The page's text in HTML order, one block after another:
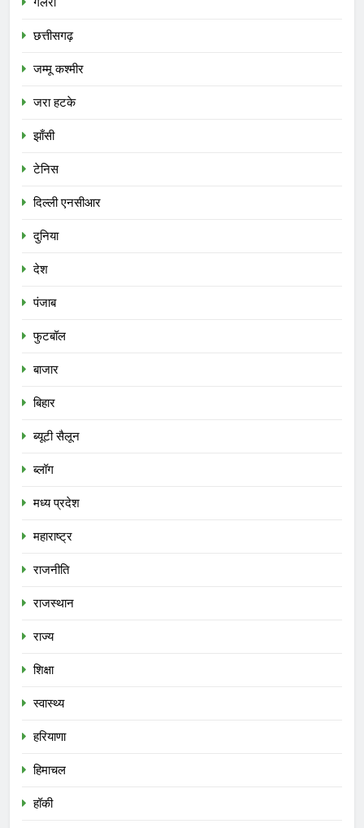
छत्तीसगढ़
जम्मू कश्मीर
जरा हटके
झाँसी
टेनिस
दिल्ली एनसीआर
दुनिया
देश
पंजाब
फुटबॉल
बाजार
बिहार
ब्यूटी सैलून
ब्लॉग
मध्य प्रदेश
महाराष्ट्र
राजनीति
राजस्थान
राज्य
शिक्षा
स्वास्थ्य
हरियाणा
हिमाचल
हॉकी